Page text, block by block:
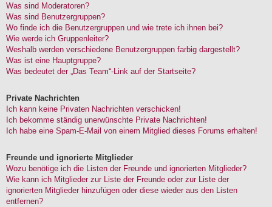
Was sind Moderatoren?
Was sind Benutzergruppen?
Wo finde ich die Benutzergruppen und wie trete ich ihnen bei?
Wie werde ich Gruppenleiter?
Weshalb werden verschiedene Benutzergruppen farbig dargestellt?
Was ist eine Hauptgruppe?
Was bedeutet der „Das Team“-Link auf der Startseite?
Private Nachrichten
Ich kann keine Privaten Nachrichten verschicken!
Ich bekomme ständig unerwünschte Private Nachrichten!
Ich habe eine Spam-E-Mail von einem Mitglied dieses Forums erhalten!
Freunde und ignorierte Mitglieder
Wozu benötige ich die Listen der Freunde und ignorierten Mitglieder?
Wie kann ich Mitglieder zur Liste der Freunde oder zur Liste der
ignorierten Mitglieder hinzufügen oder diese wieder aus den Listen
entfernen?